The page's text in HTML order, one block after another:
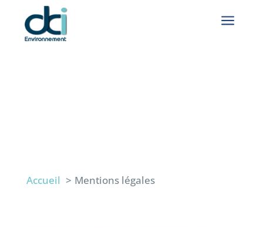
a
Accueil Mentions légales